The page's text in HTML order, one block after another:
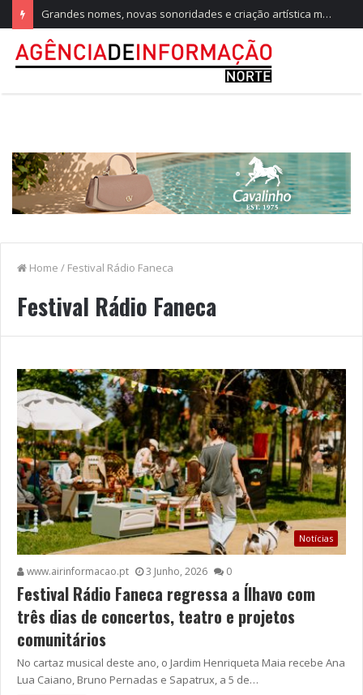
Grandes nomes, novas sonoridades e criação artística marcam a nova temporada do CTAL
Home / Festival Rádio Faneca
Festival Rádio Faneca
Notícias
www.airinformacao.pt 3 Junho, 2026 0
Festival Rádio Faneca regressa a Ílhavo com
três dias de concertos, teatro e projetos
comunitários
No cartaz musical deste ano, o Jardim Henriqueta Maia recebe Ana
Lua Caiano, Bruno Pernadas e Sapatrux, a 5 de…